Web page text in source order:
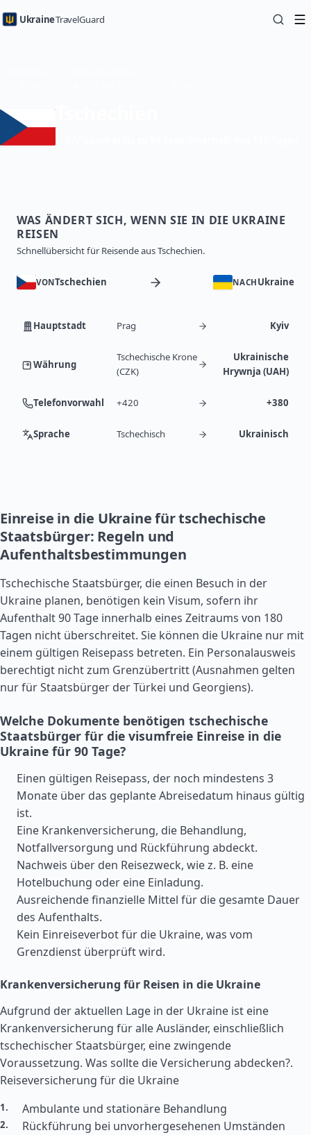
UkraineTravelGuard
WAS ÄNDERT SICH, WENN SIE IN DIE UKRAINE
REISEN
Schnellübersicht für Reisende aus Tschechien.
VONTschechien NACH Ukraine
Hauptstadt Prag Kyiv
Währung
Tschechische Krone
(CZK)
Ukrainische
Hrywnja (UAH)
Telefonvorwahl +420 +380
Sprache Tschechisch Ukrainisch
Einreise in die Ukraine für tschechische
Staatsbürger: Regeln und
Aufenthaltsbestimmungen
Tschechische Staatsbürger, die einen Besuch in der
Ukraine planen, benötigen kein Visum, sofern ihr
Aufenthalt 90 Tage innerhalb eines Zeitraums von 180
Tagen nicht überschreitet. Sie können die Ukraine nur mit
einem gültigen Reisepass betreten. Ein Personalausweis
berechtigt nicht zum Grenzübertritt (Ausnahmen gelten
nur für Staatsbürger derTürkei und Georgiens).
Welche Dokumente benötigen tschechische
Staatsbürger für die visumfreie Einreise in die
Ukraine für 90 Tage?
Einen gültigen Reisepass, der noch mindestens 3
Monate über das geplante Abreisedatum hinaus gültig
ist.
Eine Krankenversicherung, die Behandlung,
Notfallversorgung und Rückführung abdeckt.
Nachweis über den Reisezweck, wie z. B. eine
Hotelbuchung oder eine Einladung.
Ausreichende finanzielle Mittel für die gesamte Dauer
des Aufenthalts.
Kein Einreiseverbot für die Ukraine, was vom
Grenzdienst überprüft wird.
Krankenversicherung für Reisen in die Ukraine
Aufgrund der aktuellen Lage in der Ukraine ist eine
Krankenversicherung für alle Ausländer, einschließlich
tschechischer Staatsbürger, eine zwingende
Voraussetzung. Was sollte die Versicherung abdecken?.
Reiseversicherung für die Ukraine
Ambulante und stationäre Behandlung
Rückführung bei unvorhergesehenen Umständen